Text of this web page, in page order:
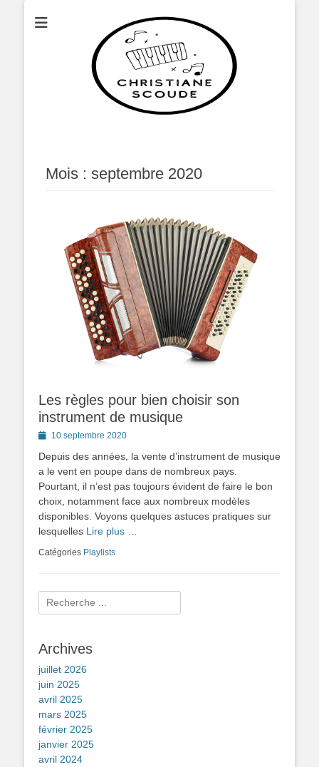
Christianescoude
Mois : septembre 2020
Les règles pour bien choisir son
instrument de musique
Posted10 septembre 2020
Depuis des années, la vente d’instrument de musique
a le vent en poupe dans de nombreux pays.
Pourtant, il n’est pas toujours évident de faire le bon
choix, notamment face aux nombreux modèles
disponibles. Voyons quelques astuces pratiques sur
lesquelles Lire plus …
Catégories Playlists
Rechercher :
Archives
juillet 2026
juin 2025
avril 2025
mars 2025
février 2025
janvier 2025
avril 2024